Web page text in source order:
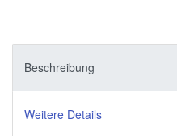
Beschreibung
Weitere Details